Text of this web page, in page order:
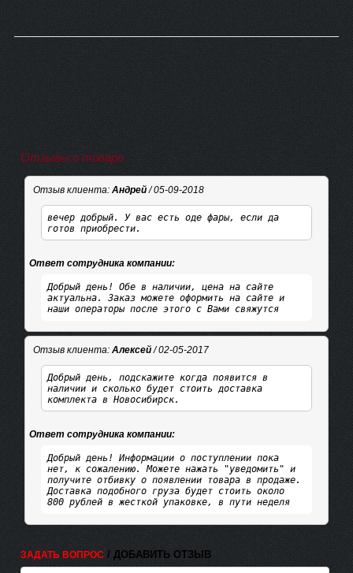
Отзывы о товаре
Отзыв клиента: Андрей/ 05-09-2018
вечер добрый. У вас есть оде фары, если да
готов приобрести.
Ответ сотрудника компании:
Добрый день! Обе в наличии, цена на сайте
актуальна. Заказ можете оформить на сайте и
наши операторы после этого с Вами свяжутся
Отзыв клиента: Алексей/ 02-05-2017
Добрый день, подскажите когда появится в
наличии и сколько будет стоить доставка
комплекта в Новосибирск.
Ответ сотрудника компании:
Добрый день! Информации о поступлении пока
нет, к сожалению. Можете нажать "уведомить" и
получите отбивку о появлении товара в продаже.
Доставка подобного груза будет стоить около
800 рублей в жесткой упаковке, в пути неделя
ЗАДАТЬ ВОПРОС/ ДОБАВИТЬ ОТЗЫВ